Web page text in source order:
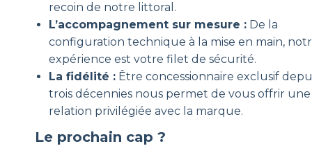
recoin de notre littoral.
L’accompagnement sur mesure : De la
configuration technique à la mise en main,
expérience est votre filet de sécurité.
La fidélité : Être concessionnaire exclusif
trois décennies nous permet de vous offrir une
relation privilégiée avec la marque.
Le prochain cap ?